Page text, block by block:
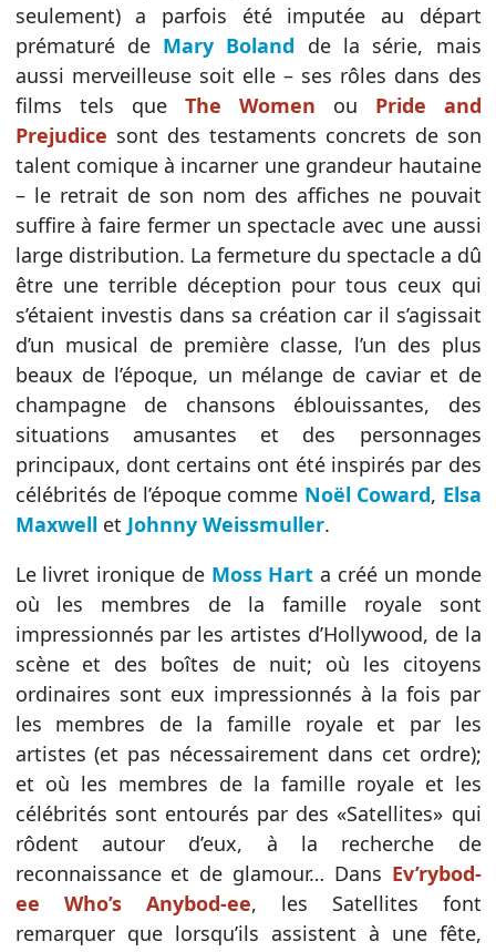
seulement) a parfois été imputée au départ
prématuré de Mary Boland de la série, mais
aussi merveilleuse soit elle – ses rôles dans des
films tels que The Women ou Pride and
Prejudice sont des testaments concrets de son
talent comique à incarner une grandeur hautaine
– le retrait de son nom des affiches ne pouvait
suffire à faire fermer un spectacle avec une aussi
large distribution. La fermeture du spectacle a dû
être une terrible déception pour tous ceux qui
s’étaient investis dans sa création car il s’agissait
d’un musical de première classe, l’un des plus
beaux de l’époque, un mélange de caviar et de
champagne de chansons éblouissantes, des
situations amusantes et des personnages
principaux, dont certains ont été inspirés par des
célébrités de l’époque comme Noël Coward, Elsa
Maxwellet Johnny Weissmuller.
Le livret ironique de Moss Hart a créé un monde
où les membres de la famille royale sont
impressionnés par les artistes d’Hollywood, de la
scène et des boîtes de nuit; où les citoyens
ordinaires sont eux impressionnés à la fois par
les membres de la famille royale et par les
artistes (et pas nécessairement dans cet ordre);
et où les membres de la famille royale et les
célébrités sont entourés par des «Satellites» qui
rôdent autour d’eux, à la recherche de
reconnaissance et de glamour… Dans Ev’rybod-
ee Who’s Anybod-ee, les Satellites font
remarquer que lorsqu’ils assistent à une fête,